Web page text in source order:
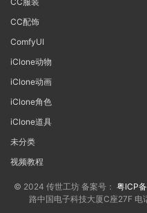
CC配饰
ComfyUI
iClone动物
iClone动画
iClone角色
iClone道具
未分类
视频教程
© 2024 传世工坊 备案号： 粤ICP
路中国电子科技大厦C座27F